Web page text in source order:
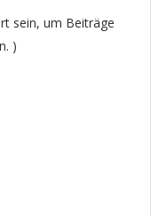
sein, um Beiträge
)